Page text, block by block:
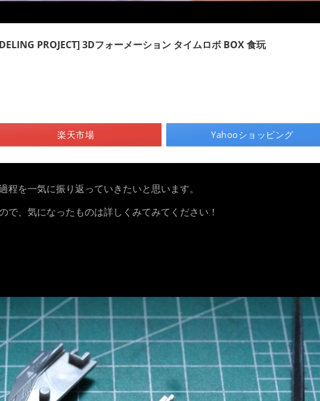
PROJECT] 3Dフォーメーション タイムロボ BOX 食玩
楽天市場 Yahooショッピング
を一気に振り返っていきたいと思います。
、気になったものは詳しくみてみてください！